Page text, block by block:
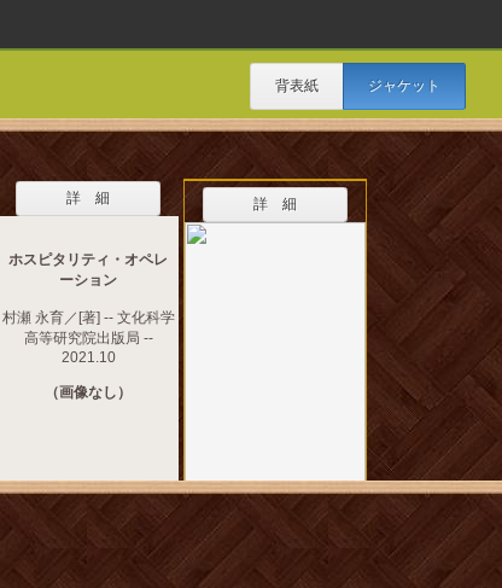
背表紙 ジャケット
詳 細
ホスピタリティ・オペレ
ーション
村瀬 永育／[著] -- 文化科学
高等研究院出版局 --
2021.10
（画像なし）
詳 細